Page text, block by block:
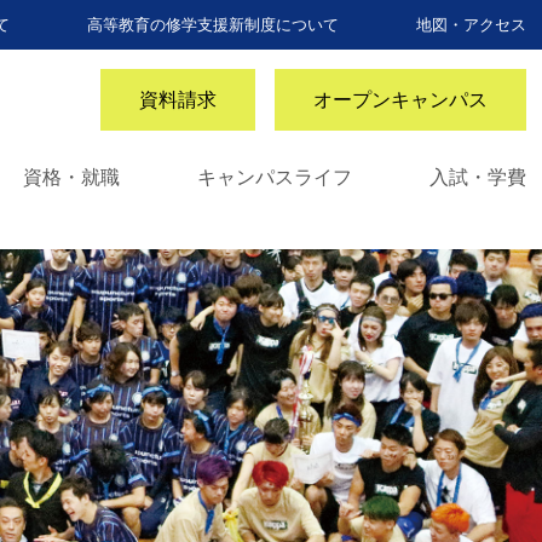
高等教育の修学支援新制度について 地図・アクセス
資料請求 オープンキャンパス
資格・就職 キャンパスライフ 入試・学費